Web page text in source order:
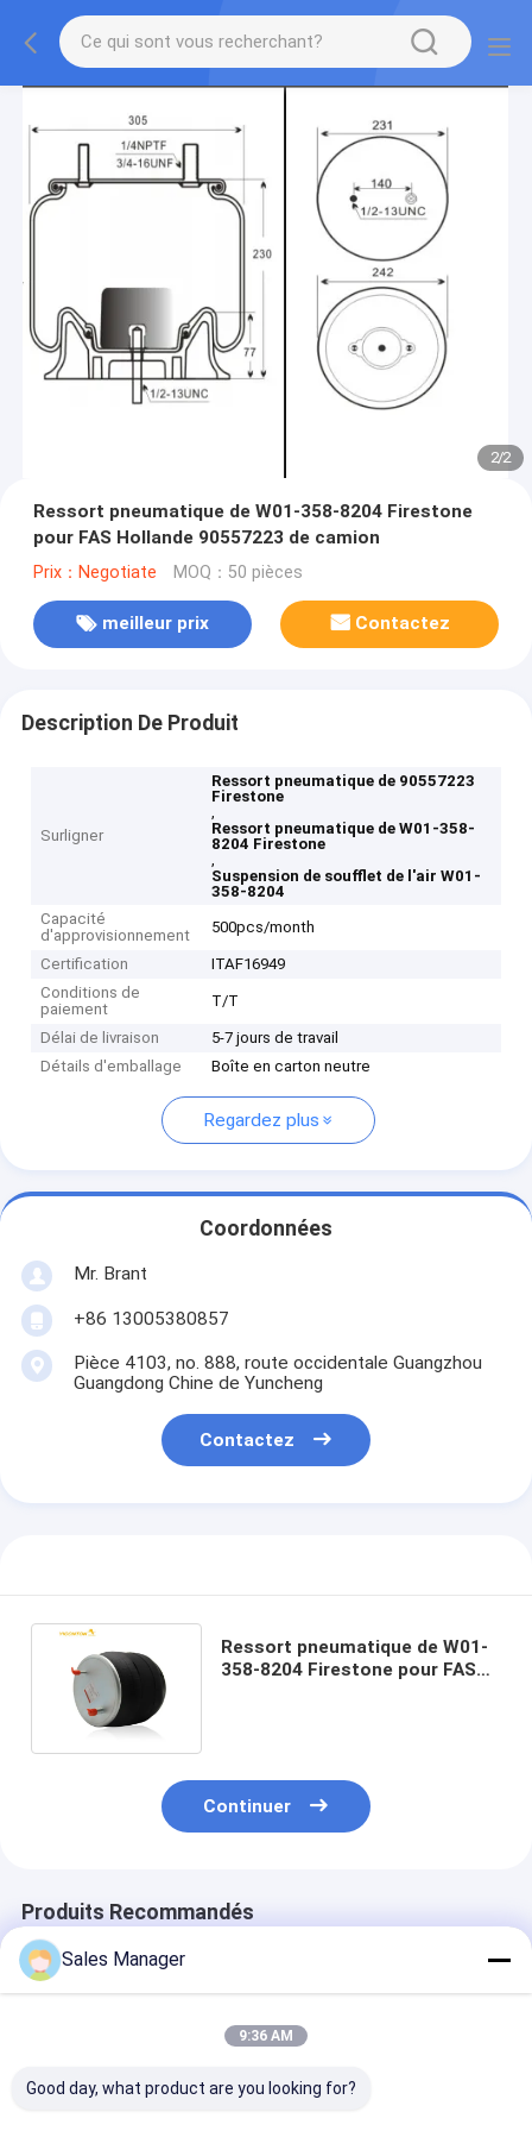
2/2
Ressort pneumatique de W01-358-8204 Firestone
pour FAS Hollande 90557223 de camion
Prix：Negotiate MOQ：50 pièces
meilleur prix Contactez
Description De Produit
Surligner
Ressort pneumatique de 90557223
Firestone
,
Ressort pneumatique de W01-358-
8204 Firestone
,
Suspension de soufflet de l'air W01-
358-8204
Capacité
d'approvisionnement
500pcs/month
Certification
ITAF16949
Conditions de
paiement
T/T
Délai de livraison
5-7 jours de travail
Détails d'emballage
Boîte en carton neutre
Regardez plus
Coordonnées
Mr. Brant
+86 13005380857
Pièce 4103, no. 888, route occidentale Guangzhou
Guangdong Chine de Yuncheng
Contactez
Ressort pneumatique de W01-
358-8204 Firestone pour FAS
Continuer
Produits Recommandés
Sales Manager
9:36 AM
Good day, what product are you looking for?